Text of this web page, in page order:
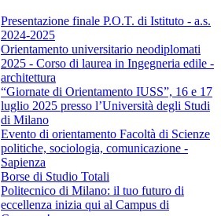
Presentazione finale P.O.T. di Istituto - a.s.
2024-2025
Orientamento universitario neodiplomati
2025 - Corso di laurea in Ingegneria edile -
architettura
“Giornate di Orientamento IUSS”, 16 e 17
luglio 2025 presso l’Università degli Studi
di Milano
Evento di orientamento Facoltà di Scienze
politiche, sociologia, comunicazione -
Sapienza
Borse di Studio Totali
Politecnico di Milano: il tuo futuro di
eccellenza inizia qui al Campus di